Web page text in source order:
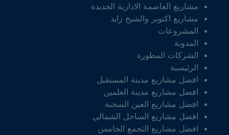
مشاريع العاصمة الادارية الجديدة
مشاريع اكتوبر والشيخ زايد
المشروعات
المدونة
الشركات المطورة
الرئيسية
افضل مشاريع مدينة المستقبل
افضل مشاريع مدينة العلمين
افضل مشاريع العين السخنة
افضل مشاريع الساحل الشمالي
افضل مشاريع التجمع الخامس